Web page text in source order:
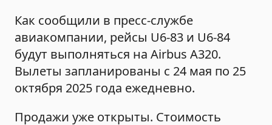
Как сообщили в пресс-службе
авиакомпании, рейсы U6-83 и U6-84
будут выполняться на Airbus A320.
Вылеты запланированы с 24 мая по 25
октября 2025 года ежедневно.
Продажи уже открыты. Стоимость